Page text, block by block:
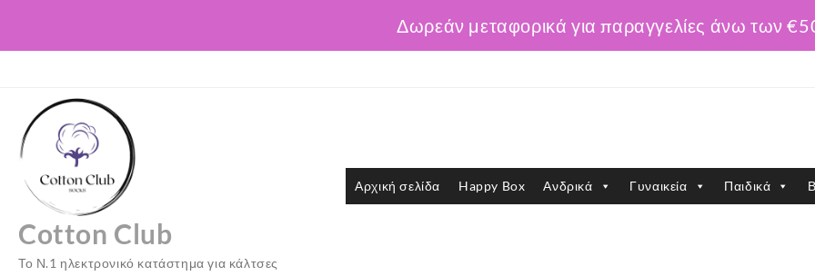
Δωρεάν μεταφορικά για παραγγελίες άνω των
content
Cotton Club
Το Ν.1 ηλεκτρονικό κατάστημα για κάλτσες
Αρχική σελίδα Happy Box Ανδρικά Γυναικεία Παιδικά